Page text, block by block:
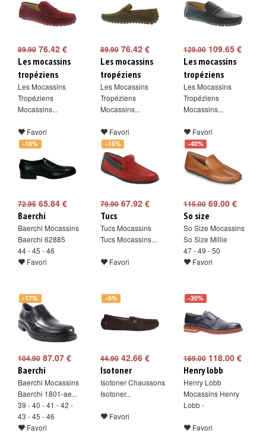
89.90 76.42 €
Les mocassins
tropéziens
Les Mocassins
Tropéziens
Mocassins...
Favori
89.9076.42 €
Les mocassins
tropéziens
Les Mocassins
Tropéziens
Mocassins...
Favori
129.00109.65 €
Les mocassins
tropéziens
Les Mocassins
Tropéziens
Mocassins...
Favori
-10%
72.95 65.84 €
Baerchi
Baerchi Mocassins
Baerchi 62885
44 - 45 - 46
Favori
-15%
79.9067.92 €
Tucs
Tucs Mocassins
Tucs Mocassins...
Favori
-40%
115.0069.00 €
So size
So Size Mocassins
So Size Millie
47 - 49 - 50
Favori
-17%
104.90 87.07 €
Baerchi
Baerchi Mocassins
Baerchi 1801-ae...
39 - 40 - 41 - 42 -
43 - 45 - 46
Favori
-5%
44.9042.66 €
Isotoner
Isotoner Chaussons
Isotoner...
Favori
-30%
169.00118.00 €
Henry lobb
Henry Lobb
Mocassins Henry
Lobb -
Favori